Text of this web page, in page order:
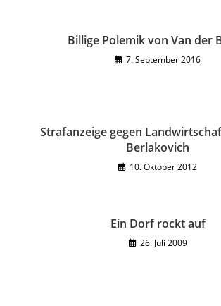
Billige Polemik von Van der
7. September 2016
Strafanzeige gegen
Berlakovich
10. Oktober 2012
Ein Dorf rockt auf
26. Juli 2009